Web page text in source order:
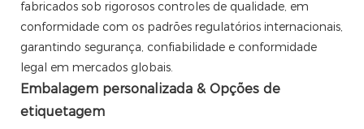
fabricados sob rigorosos controles de qualidade, em
conformidade com os padrões regulatórios internacionais,
garantindo segurança, confiabilidade e conformidade
legal em mercados globais.
Embalagem personalizada & Opções de
etiquetagem